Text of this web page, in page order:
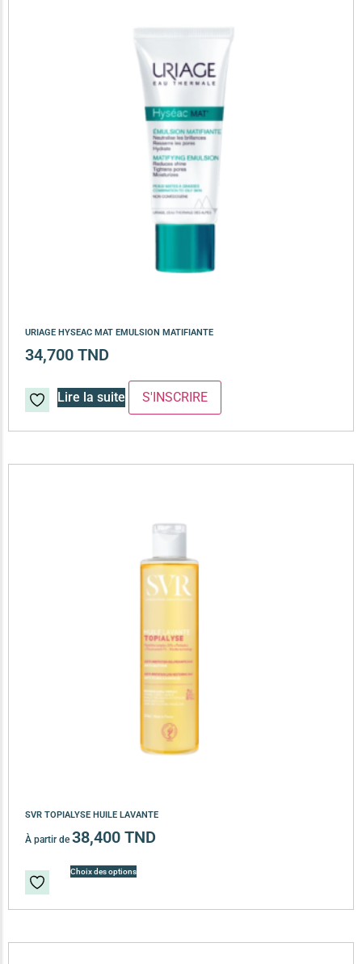
SVR TOPIALYSE HUILE LAVANTE
À partir de 38,400 TND
Choix des options
URIAGE HYSEAC MAT EMULSION MATIFIANTE
34,700 TND
Lire la suite